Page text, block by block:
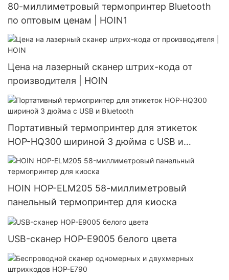
80-миллиметровый термопринтер Bluetooth
по оптовым ценам | HOIN1
Цена на лазерный сканер штрих-кода от
производителя | HOIN
Портативный термопринтер для этикеток
HOP-HQ300 шириной 3 дюйма с USB и
Bluetooth
HOIN HOP-ELM205 58-миллиметровый
панельный термопринтер для киоска
USB-сканер HOP-E9005 белого цвета